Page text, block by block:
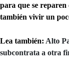
para que se reparen
también vivir un
Lea también: Alto
subcontrata a otra